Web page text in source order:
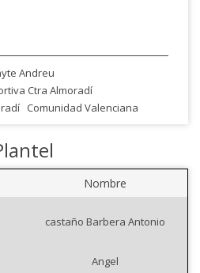
Andreu
Ctra Almoradí
Comunidad Valenciana
Nombre
castaño Barbera Antonio
Angel